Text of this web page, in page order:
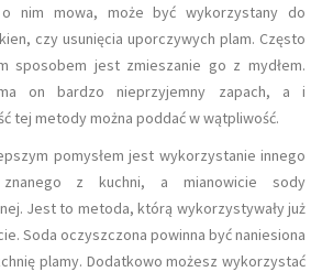
nim mowa, może być wykorzystany do
czy usunięcia uporczywych plam. Często
sposobem jest zmieszanie go z mydłem.
on bardzo nieprzyjemny zapach, a i
tej metody można poddać w wątpliwość.
pomysłem jest wykorzystanie innego
z kuchni, a mianowicie sody
Jest to metoda, którą wykorzystywały już
Soda oczyszczona powinna być naniesiona
plamy. Dodatkowo możesz wykorzystać